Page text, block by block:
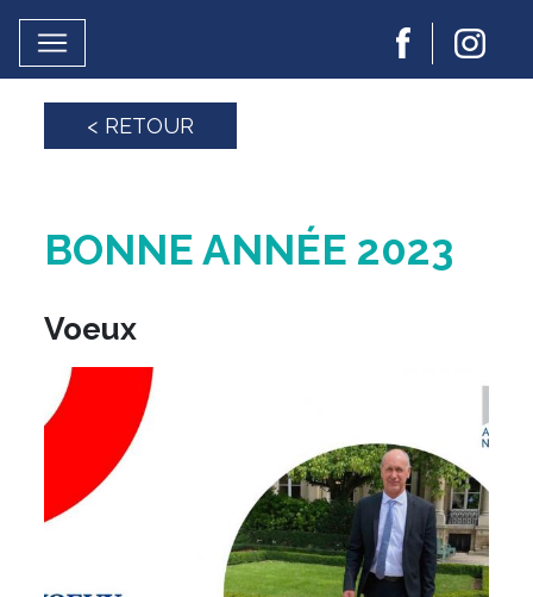
< RETOUR
BONNE ANNÉE 2023
Voeux